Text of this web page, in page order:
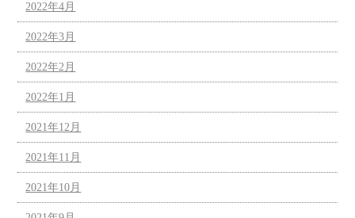
2022年4月
2022年3月
2022年2月
2022年1月
2021年12月
2021年11月
2021年10月